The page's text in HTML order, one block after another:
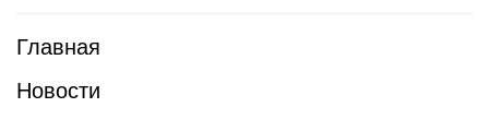
Главная
Новости